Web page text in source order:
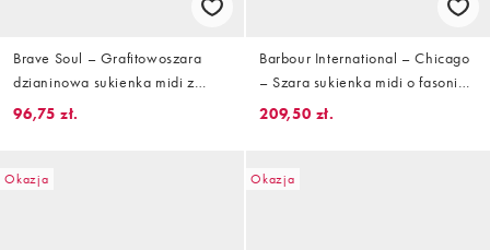
Brave Soul – Grafitowoszara
dzianinowa sukienka midi z
wiązanym paskiem
96,75 zł.
Barbour International – Chicago
– Szara sukienka midi o fasonie
bokserki, z logo
209,50 zł.
Okazja Okazja